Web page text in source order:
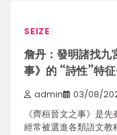
SEIZE
詹丹：發明諸找九
事》的 “詩性”特
admin 03/08/
《齊桓晉文之事》是
經常被選進各類語文